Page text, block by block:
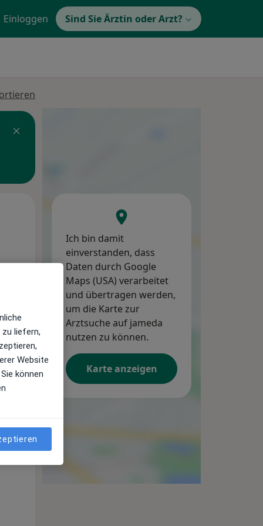
Einloggen Sind Sie Ärztin oder Arzt?
Ich bin damit
einverstanden, dass
Daten durch Google
Maps (USA) verarbeitet
und übertragen werden,
um die Karte zur
Arztsuche auf jameda
nutzen zu können.
Karte anzeigen
liefern,
Website
können